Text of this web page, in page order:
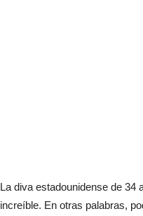
La diva estadounidense de 34
increíble. En otras palabras,